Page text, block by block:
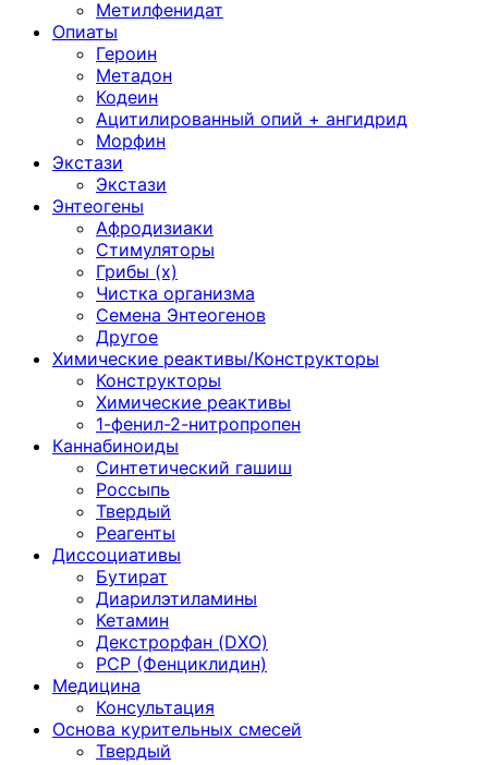
Метилфенидат
Опиаты
Героин
Метадон
Кодеин
Ацитилированный опий + ангидрид
Морфин
Экстази
Экстази
Энтеогены
Афродизиаки
Стимуляторы
Грибы (х)
Чистка организма
Семена Энтеогенов
Другое
Химические реактивы/Конструкторы
Конструкторы
Химические реактивы
1-фенил-2-нитропропен
Каннабиноиды
Синтетический гашиш
Россыпь
Твердый
Реагенты
Диссоциативы
Бутират
Диарилэтиламины
Кетамин
Декстрорфан (DXO)
PCP (Фенциклидин)
Медицина
Консультация
Основа курительных смесей
Твердый